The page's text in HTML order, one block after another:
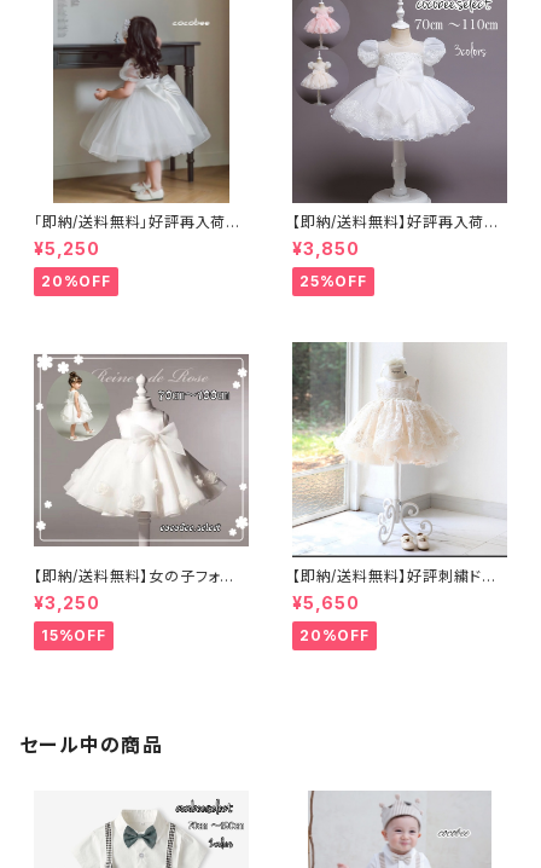
「即納/送料無料」好評再入荷子
供ドレスベビードレスホワイトド
レス 1歳バースデーセレモニー
ドレス結婚式 お誕生日ハーフ
バースデードレス 七五三撮
¥5,250
20%OFF
【即納/送料無料】好評再入荷刺
繍ビーズ子供ドレス七五三衣装
2リボンおしゃれ刺繍ベビードレ
ス セレモニー お誕生日 7
0~100㎝
¥3,850
25%OFF
【即納/送料無料】女の子フォー
マルドレスこどもドレスワンピー
ス２リボンドレスホワイト ふんわ
り パール＆リボン付き ドレス
ベビードレス入園式卒園式100
¥3,250
15%OFF
【即納/送料無料】好評刺繍ドレ
ス子供ドレス豪華高見えドレ
ス ネックビーズベビードレ
ス 女のドレス子供ドレス 女
の子ワンピース セレモニージ
¥5,650
20%OFF
セール中の商品